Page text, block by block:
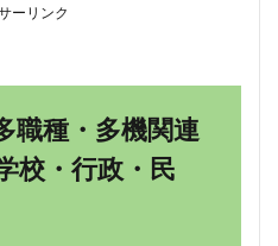
ーリンク
職種・多機関連
校・行政・民